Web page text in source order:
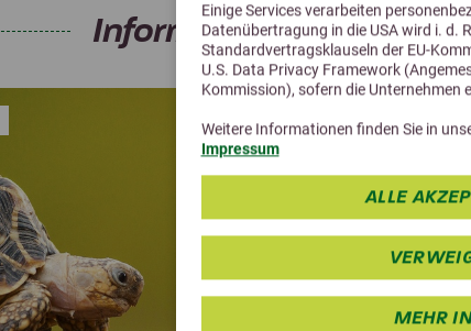
Einige Services verarbeiten
Datenübertragung in die USA wird i. d.
Standardvertragsklauseln der EU-
U.S. Data Privacy Framework
Kommission), sofern die Unternehmen
Weitere Informationen finden Sie in
Impressum
ALLE
MEHR
Informiere dich über